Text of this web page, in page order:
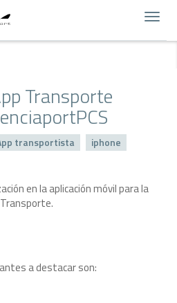
Transporte
transportista
iphone
en la aplicación móvil para la
a destacar son: